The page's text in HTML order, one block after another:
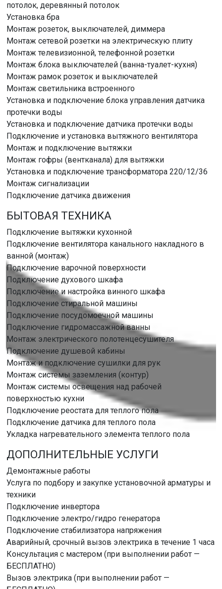
потолок, деревянный потолок
Установка бра
Монтаж розеток, выключателей, диммера
Монтаж сетевой розетки на электрическую плиту
Монтаж телевизионной, телефонной розетки
Монтаж блока выключателей (ванна-туалет-кухня)
Монтаж рамок розеток и выключателей
Монтаж светильника встроенного
Установка и подключение блока управления датчика
протечки воды
Установка и подключение датчика протечки воды
Подключение и установка вытяжного вентилятора
Монтаж и подключение вытяжки
Монтаж гофры (вентканала) для вытяжки
Установка и подключение трансформатора 220/12/36
Монтаж сигнализации
Подключение датчика движения
БЫТОВАЯ ТЕХНИКА
Подключение вытяжки кухонной
Подключение вентилятора канального накладного в
ванной (монтаж)
Подключение варочной поверхности
Подключение духового шкафа
Подключение и настройка винного шкафа
Подключение стиральной машины
Подключение посудомоечной машины
Подключение гидромассажной ванны
Монтаж электрического полотенцесушителя
Подключение душевой кабины
Монтаж и подключение сушилки для рук
Монтаж системы заземления (контур)
Монтаж системы освещения над рабочей
поверхностью кухни
Подключение реостата для теплого пола
Подключение датчика для теплого пола
Укладка нагревательного элемента теплого пола
ДОПОЛНИТЕЛЬНЫЕ УСЛУГИ
Демонтажные работы
Услуга по подбору и закупке установочной арматуры и
техники
Подключение инвертора
Подключение электро/гидро генератора
Подключение стабилизатора напряжения
Аварийный, срочный вызов электрика в течение 1 часа
Консультация с мастером (при выполнении работ —
БЕСПЛАТНО)
Вызов электрика (при выполнении работ —